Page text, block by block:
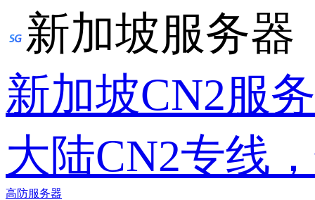
新加坡服务器
新加坡CN2服
大陆CN2专线
高防服务器